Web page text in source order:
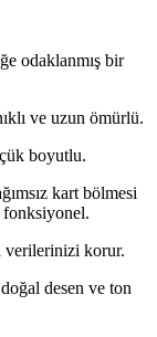
odaklanmış bir
ve uzun ömürlü.
boyutlu.
kart bölmesi
fonksiyonel.
verilerinizi korur.
desen ve ton